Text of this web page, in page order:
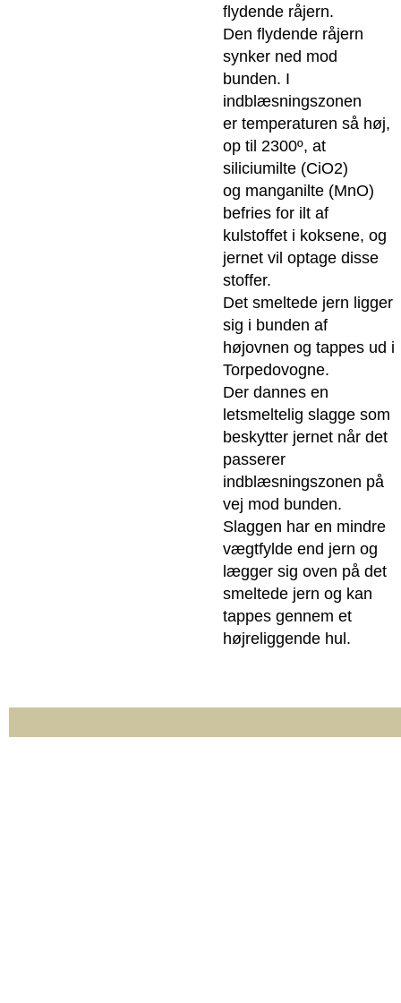
flydende råjern.
Den flydende råjern
synker ned mod
bunden. I
indblæsningszonen
er temperaturen så høj,
op til 2300º, at
siliciumilte (CiO2)
og manganilte (MnO)
befries for ilt af
kulstoffet i koksene, og
jernet vil optage disse
stoffer.
Det smeltede jern ligger
sig i bunden af
højovnen og tappes ud i
Torpedovogne.
Der dannes en
letsmeltelig slagge som
beskytter jernet når det
passerer
indblæsningszonen på
vej mod bunden.
Slaggen har en mindre
vægtfylde end jern og
lægger sig oven på det
smeltede jern og kan
tappes gennem et
højreliggende hul.